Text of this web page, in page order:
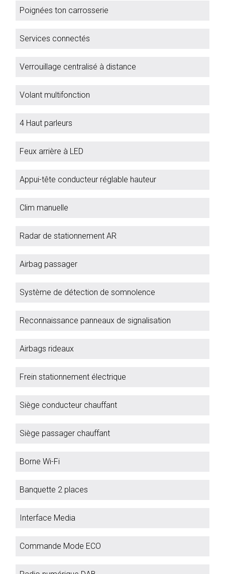
Poignées ton carrosserie
Services connectés
Verrouillage centralisé à distance
Volant multifonction
4 Haut parleurs
Feux arrière à LED
Appui-tête conducteur réglable hauteur
Clim manuelle
Radar de stationnement AR
Airbag passager
Système de détection de somnolence
Reconnaissance panneaux de signalisation
Airbags rideaux
Frein stationnement électrique
Siège conducteur chauffant
Siège passager chauffant
Borne Wi-Fi
Banquette 2 places
Interface Media
Commande Mode ECO